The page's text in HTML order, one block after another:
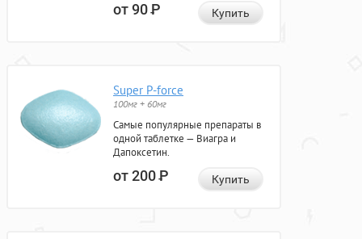
от 90Р Купить
Super P-force
100мг + 60мг
Самые популярные препараты в
одной таблетке — Виагра и
Дапоксетин.
от 200Р Купить